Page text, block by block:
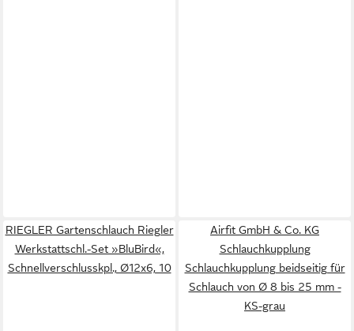
RIEGLER Gartenschlauch Riegler
Werkstattschl.-Set »BluBird«,
Schnellverschlusskpl., Ø12x6, 10
Airfit GmbH & Co. KG
Schlauchkupplung
Schlauchkupplung beidseitig für
Schlauch von Ø 8 bis 25 mm -
KS-grau